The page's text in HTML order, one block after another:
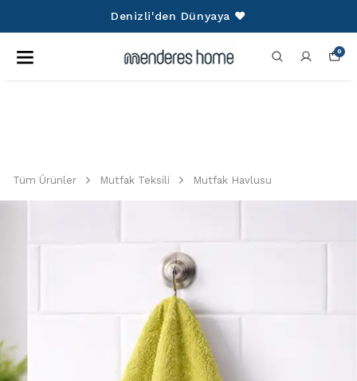
Ücretsiz!
0
Tüm Ürünler Mutfak Teksili Mutfak Havlusu